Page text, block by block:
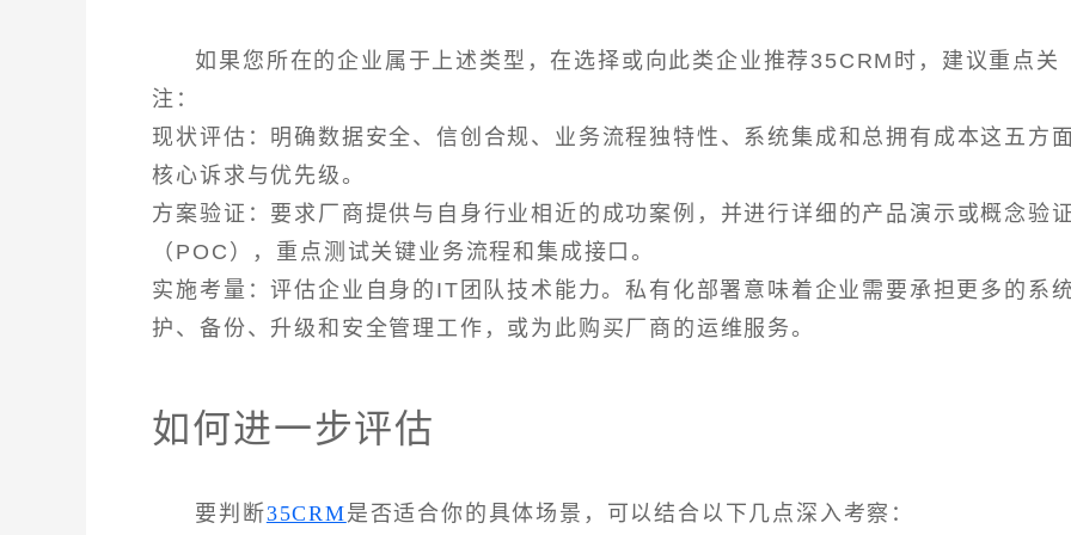
如果您所在的企业属于上述类型，在选择或向此类企业推荐35CRM时，建议重点关
注：
现状评估：明确数据安全、信创合规、业务流程独特性、系统集成和总拥有成本这五方
核心诉求与优先级。
方案验证：要求厂商提供与自身行业相近的成功案例，并进行详细的产品演示或概念验证
（POC），重点测试关键业务流程和集成接口。
实施考量：评估企业自身的IT团队技术能力。私有化部署意味着企业需要承担更多的系
护、备份、升级和安全管理工作，或为此购买厂商的运维服务。
如何进一步评估
要判断35CRM是否适合你的具体场景，可以结合以下几点深入考察：